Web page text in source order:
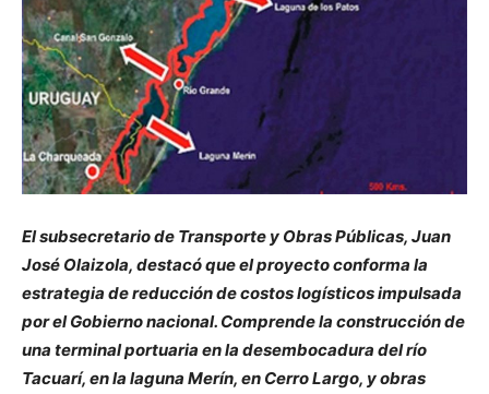
El subsecretario de Transporte y Obras Públicas, Juan
José Olaizola, destacó que el proyecto conforma la
estrategia de reducción de costos logísticos impulsada
por el Gobierno nacional. Comprende la construcción de
una terminal portuaria en la desembocadura del río
Tacuarí, en la laguna Merín, en Cerro Largo, y obras